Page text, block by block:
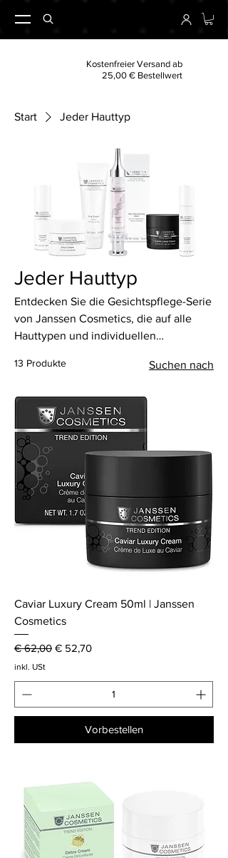
Kostenfreier Versand ab
25,00 € Bestellwert
Start Jeder Hauttyp
Jeder Hauttyp
Entdecken Sie die Gesichtspflege-Serie
von Janssen Cosmetics, die auf alle
Hauttypen und individuellen
Produktlinie bietet sorgfältig
in die tägliche Pflege integrieren
lassen. Für jeden Hauttyp geeignet,
bieten die Produkte maßgeschneiderte
Lösungen und exklusive
Spezialprodukte für anspruchsvolle und
problematische Hautzustände – perfekt
abgestimmt auf die Ansprüche der
modernen Hautpflege.
13 Produkte Suchen nach
Caviar Luxury Cream 50ml | Janssen
Cosmetics
Standardpreis
€ 62,00 Sale-Preis
€ 52,70
inkl. USt
Vorbestellen